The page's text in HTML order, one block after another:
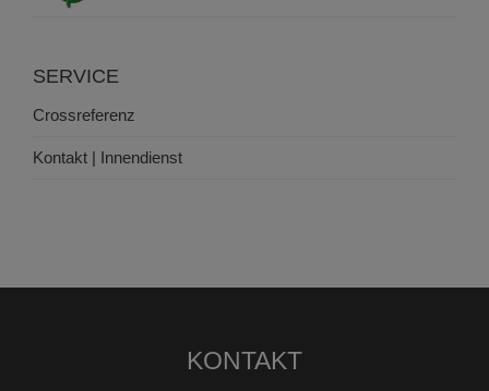
SERVICE
Crossreferenz
Kontakt | Innendienst
KONTAKT